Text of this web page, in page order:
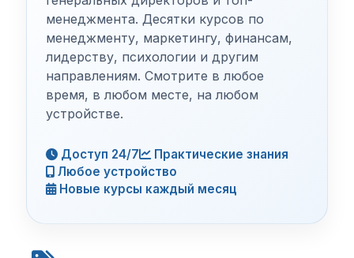
менеджмента. Десятки курсов по
менеджменту, маркетингу, финансам,
лидерству, психологии и другим
направлениям. Смотрите в любое
время, в любом месте, на любом
устройстве.
Доступ 24/7
Практические знания
Любое устройство
Новые курсы каждый месяц